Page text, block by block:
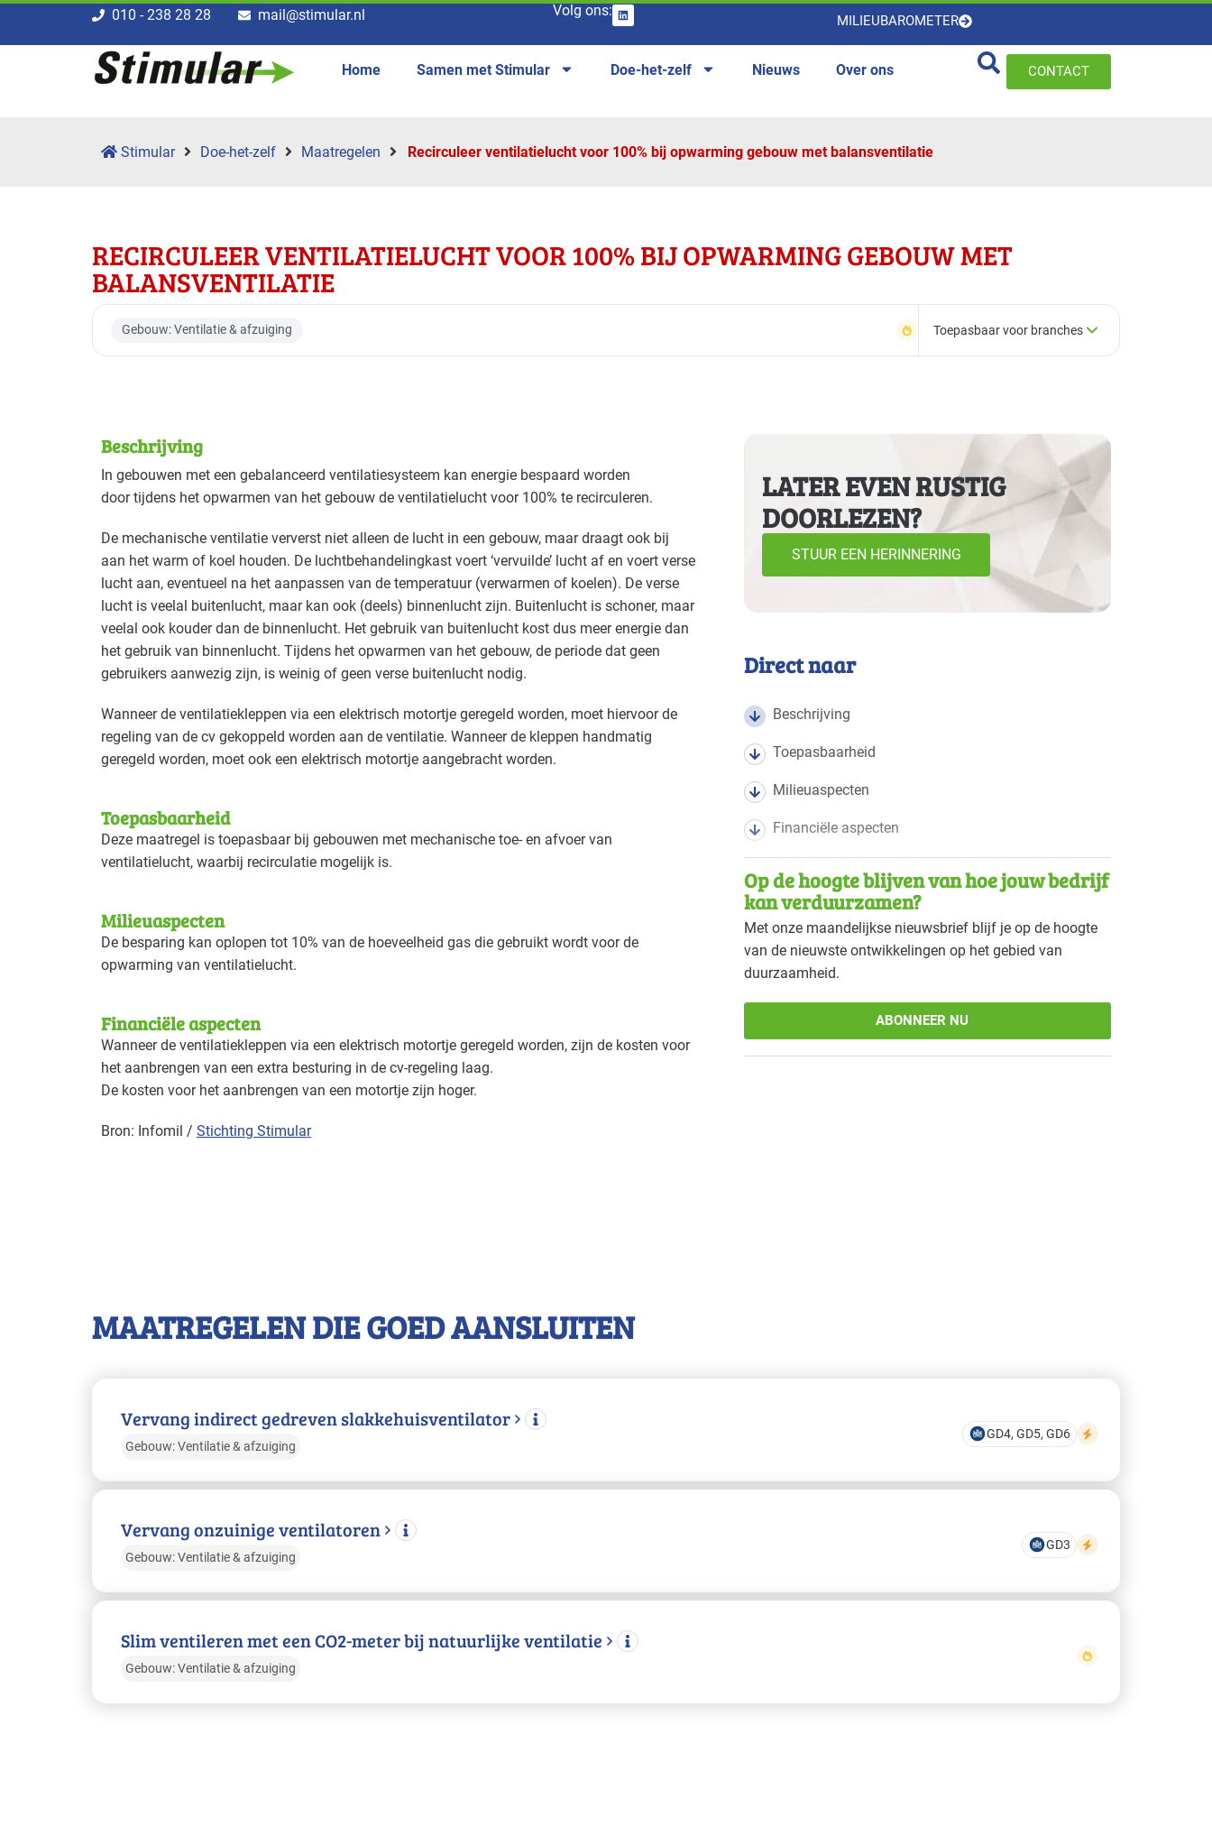
010 - 238 28 28 mail@stimular.nl Volg ons:
MILIEUBAROMETER
Home Samen met Stimular Doe-het-zelf Nieuws Over ons CONTACT
Stimular Doe-het-zelf Maatregelen Recirculeer ventilatielucht voor 100% bij opwarming gebouw met balansventilatie
RECIRCULEER VENTILATIELUCHT VOOR 100% BIJ OPWARMING GEBOUW MET
BALANSVENTILATIE
Gebouw: Ventilatie & afzuiging Toepasbaar voor branches
Deze maatregel is vaak toepasbaar in de volgende branches
Cultuur - musea Cultuur - podia Basis
Datacenters Basis Kantoren Basis Onderwijs Gevorderd
Overige branches Gevorderd Recreatie - congreslocaties
Recreatie - overig Gevorderd Recreatie - restaurants en cafés Gevorderd
Sport - zwembaden Basis Voedingsindustrie - brood en banket Voedingsindustrie - overig
Voedingsindustrie - vlees Gevorderd Voedingsindustrie - zoetwaren Gevorderd Zorg - kinderdagverblijven
Zorg - ziekenhuizen Gevorderd Zorg - zorginstellingen
Beschrijving
In gebouwen met een gebalanceerd ventilatiesysteem kan energie bespaard worden
door tijdens het opwarmen van het gebouw de ventilatielucht voor 100% te recirculeren.
De mechanische ventilatie ververst niet alleen de lucht in een gebouw, maar draagt ook bij
aan het warm of koel houden. De luchtbehandelingkast voert ‘vervuilde’ lucht af en voert verse
lucht aan, eventueel na het aanpassen van de temperatuur (verwarmen of koelen). De verse
lucht is veelal buitenlucht, maar kan ook (deels) binnenlucht zijn. Buitenlucht is schoner, maar
veelal ook kouder dan de binnenlucht. Het gebruik van buitenlucht kost dus meer energie dan
het gebruik van binnenlucht. Tijdens het opwarmen van het gebouw, de periode dat geen
gebruikers aanwezig zijn, is weinig of geen verse buitenlucht nodig.
Wanneer de ventilatiekleppen via een elektrisch motortje geregeld worden, moet hiervoor de
regeling van de cv gekoppeld worden aan de ventilatie. Wanneer de kleppen handmatig
geregeld worden, moet ook een elektrisch motortje aangebracht worden.
Toepasbaarheid
Deze maatregel is toepasbaar bij gebouwen met mechanische toe- en afvoer van
ventilatielucht, waarbij recirculatie mogelijk is.
Milieuaspecten
De besparing kan oplopen tot 10% van de hoeveelheid gas die gebruikt wordt voor de
opwarming van ventilatielucht.
Financiële aspecten
Wanneer de ventilatiekleppen via een elektrisch motortje geregeld worden, zijn de kosten voor
het aanbrengen van een extra besturing in de cv-regeling laag.
De kosten voor het aanbrengen van een motortje zijn hoger.
Bron: Infomil / Stichting Stimular
LATER EVEN RUSTIG
DOORLEZEN?
STUUR EEN HERINNERING
Direct naar
Beschrijving
Toepasbaarheid
Milieuaspecten
Financiële aspecten
Op de hoogte blijven van hoe jouw bedrijf
kan verduurzamen?
Met onze maandelijkse nieuwsbrief blijf je op de hoogte
van de nieuwste ontwikkelingen op het gebied van
duurzaamheid.
ABONNEER NU
MAATREGELEN DIE GOED AANSLUITEN
Vervang indirect gedreven slakkehuisventilator
Gebouw: Ventilatie & afzuiging
GD4, GD5, GD6
Vervang onzuinige ventilatoren
Gebouw: Ventilatie & afzuiging
GD3
Slim ventileren met een CO2-meter bij natuurlijke ventilatie
Gebouw: Ventilatie & afzuiging